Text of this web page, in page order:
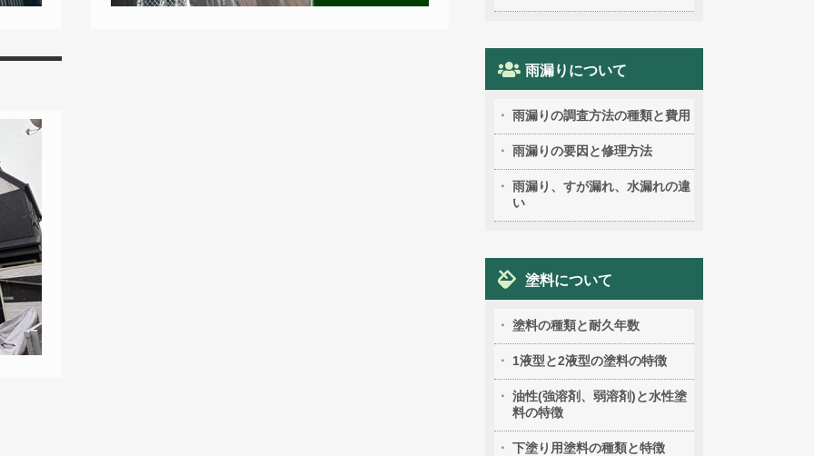
雨漏りについて
雨漏りの調査方法の種類と費用
雨漏りの要因と修理方法
雨漏り、すが漏れ、水漏れの違
い
塗料について
塗料の種類と耐久年数
1液型と2液型の塗料の特徴
油性(強溶剤、弱溶剤)と水性塗
料の特徴
下塗り用塗料の種類と特徴